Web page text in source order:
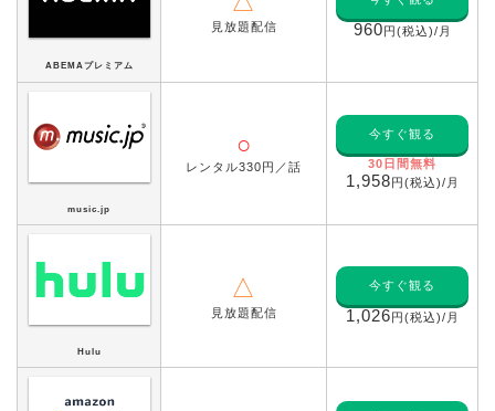
ABEMAプレミアム
見放題配信 960円(税込)/月
music.jp
○
レンタル330円／話
今すぐ観る
30日間無料
1,958円(税込)/月
Hulu
△
見放題配信
今すぐ観る
1,026円(税込)/月